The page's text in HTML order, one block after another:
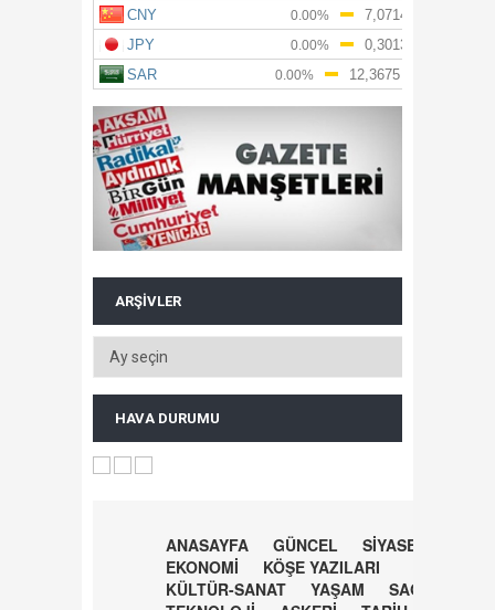
ARŞIVLER
HAVA DURUMU
ANASAYFA GÜNCEL
SİYASET
EKONOMİ
KÖŞE YAZILARI
KÜLTÜR-SANAT
YAŞAM
SAĞLIK